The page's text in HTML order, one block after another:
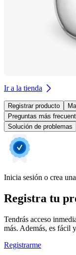
Ir a la tienda
Registrar producto
Preguntas más
Solución de problemas
Inicia sesión o crea
Registra tu
Tendrás acceso
más. Además, es fácil
Registrarme